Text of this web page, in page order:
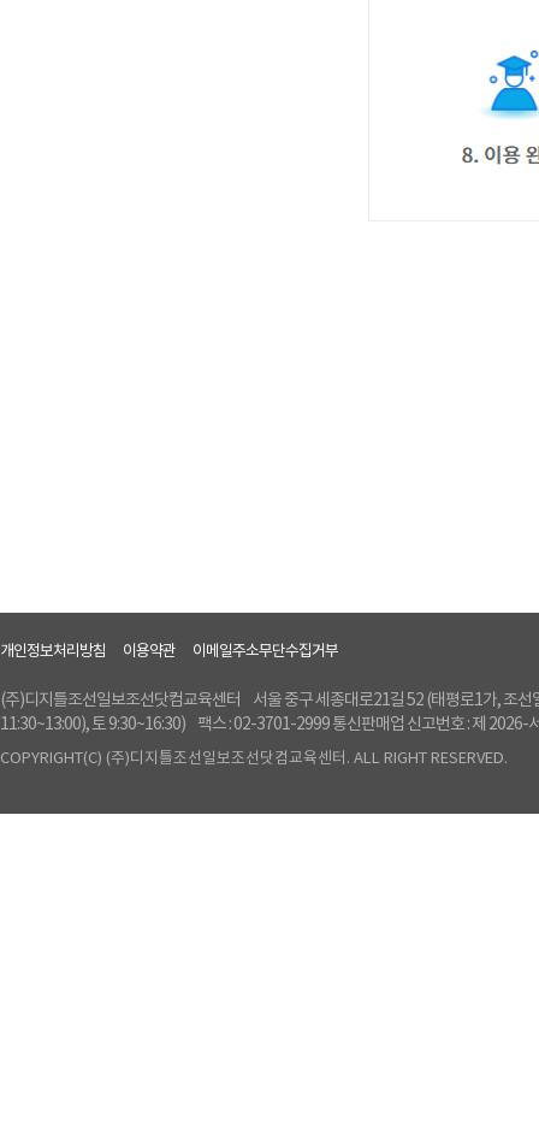
개인정보처리방침 이용약관 이메일주소무단수집거부
(주)디지틀조선일보조선닷컴교육센터
서울 중구 세종대로21길 52 (태평로1가, 조
11:30~13:00), 토 9:30~16:30)
팩스 : 02-3701-2999 통신판매업 신고번호 : 제 2026-
COPYRIGHT(C) (주)디지틀조선일보조선닷컴교육센터. ALL RIGHT RESERVED.